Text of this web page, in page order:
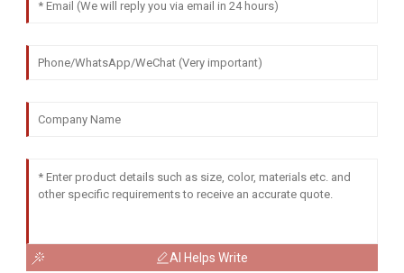
AI Helps Write